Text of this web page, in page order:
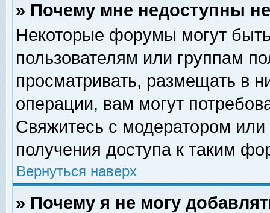
» Почему мне недоступны
Некоторые форумы могут
пользователям или группам
просматривать, размещать в
операции, вам могут
Свяжитесь с модератором
получения доступа к таким
Вернуться наверх
» Почему я не могу